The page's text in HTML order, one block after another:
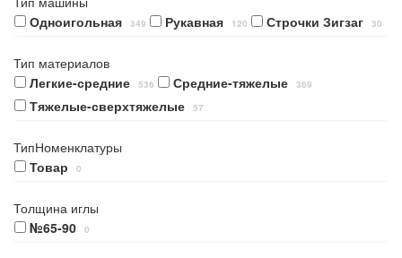
Одноигольная
349 Рукавная 120 Строчки Зигзаг 30
Тип материалов
Легкие-средние
536 Средние-тяжелые 369
Тяжелые-сверхтяжелые 57
ТипНоменклатуры
Товар
0
Толщина иглы
№65-90
0